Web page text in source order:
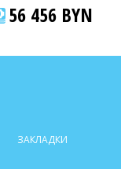
56 456 BYN
ЗАКЛАДКИ